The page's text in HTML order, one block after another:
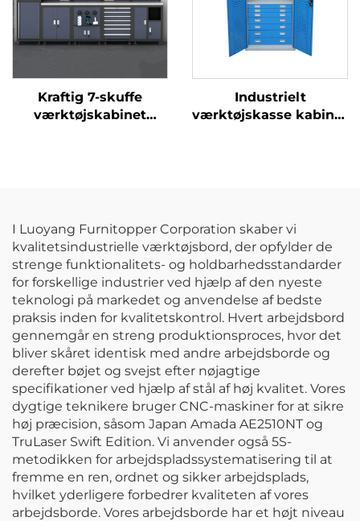
Kraftig 7-skuffe
værktøjskabinet
værktøjskabinet
Industrielt
værktøjskasse kabinet
I Luoyang Furnitopper Corporation skaber vi
kvalitetsindustrielle værktøjsbord, der opfylder de
strenge funktionalitets- og holdbarhedsstandarder
for forskellige industrier ved hjælp af den nyeste
teknologi på markedet og anvendelse af bedste
praksis inden for kvalitetskontrol. Hvert arbejdsbord
gennemgår en streng produktionsproces, hvor det
bliver skåret identisk med andre arbejdsborde og
derefter bøjet og svejst efter nøjagtige
specifikationer ved hjælp af stål af høj kvalitet. Vores
dygtige teknikere bruger CNC-maskiner for at sikre
høj præcision, såsom Japan Amada AE2510NT og
TruLaser Swift Edition. Vi anvender også 5S-
metodikken for arbejdspladssystematisering til at
fremme en ren, ordnet og sikker arbejdsplads,
hvilket yderligere forbedrer kvaliteten af vores
arbejdsborde. Vores arbejdsborde har et højt niveau